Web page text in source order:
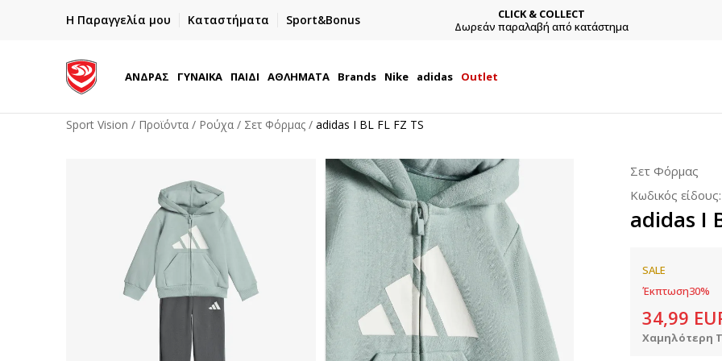
Η Παραγγελία μου Καταστήματα Sport&Bonus
ΓΡΗΓΟΡΟΤΕΡΗ ΠΑΡΑΔΟΣΗ ΜΕ BOX NOW
Παραλαβή 24/7
CLICK & COLLECT
Δωρεάν παραλαβή από κατάστημα
ΑΝΔΡΑΣ ΓΥΝΑΙΚΑ ΠΑΙΔΙ ΑΘΛΗΜΑΤΑ Brands Nike adidas Outlet
Sport Vision Προϊόντα Ρούχα Σετ Φόρμας adidas I BL FL FZ TS
Σετ Φόρμας
Κωδικός είδους:
adidas I
SALE
Έκπτωση30%
34,99
Χαμηλότερη